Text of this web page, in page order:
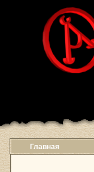
Главная